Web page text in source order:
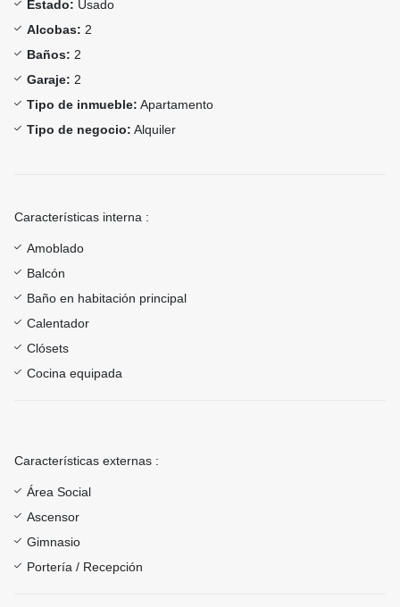
Estado: Usado
Alcobas: 2
Baños: 2
Garaje: 2
Tipo de inmueble: Apartamento
Tipo de negocio: Alquiler
Características interna :
Amoblado
Balcón
Baño en habitación principal
Calentador
Clósets
Cocina equipada
Características externas :
Área Social
Ascensor
Gimnasio
Portería / Recepción